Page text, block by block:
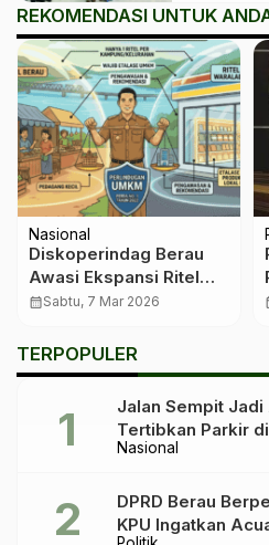
REKOMENDASI UNTUK
Nasional
Diskoperindag Berau
Awasi Ekspansi Ritel
Modern Agar Tak
calendar_monthSabtu, 7 Mar 2026
TERPOPULER
Nasional
Jalan Sempit Jadi
Tertibkan Parkir
DPRD Berau
KPU Ingatkan